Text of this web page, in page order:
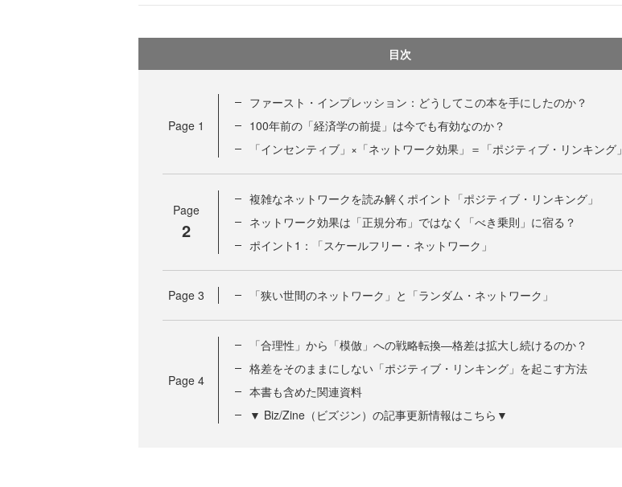
目次
Page 1
ファースト・インプレッション：どうしてこの本を手にしたのか？
100年前の「経済学の前提」は今でも有効なのか？
「インセンティブ」×「ネットワーク効果」＝「ポジティブ・リンキング」
Page
2
複雑なネットワークを読み解くポイント「ポジティブ・リンキング」
ネットワーク効果は「正規分布」ではなく「べき乗則」に宿る？
ポイント1：「スケールフリー・ネットワーク」
Page 3 「狭い世間のネットワーク」と「ランダム・ネットワーク」
Page 4
「合理性」から「模倣」への戦略転換―格差は拡大し続けるのか？
格差をそのままにしない「ポジティブ・リンキング」を起こす方法
本書も含めた関連資料
▼ Biz/Zine（ビズジン）の記事更新情報はこちら▼